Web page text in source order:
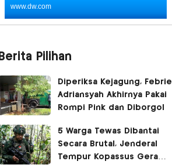
Berita Pilihan
Diperiksa Kejagung, Febrie
Adriansyah Akhirnya Pakai
Rompi Pink dan Diborgol
5 Warga Tewas Dibantai
Secara Brutal, Jenderal
Tempur Kopassus Geram